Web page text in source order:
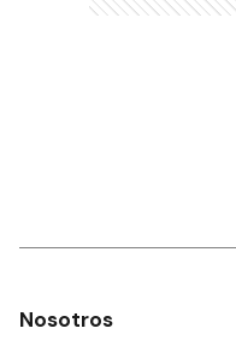
Nosotros